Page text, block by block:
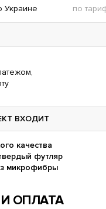
Украине по
ВХОДИТ
качества
футляр
микрофибры
ОПЛАТА